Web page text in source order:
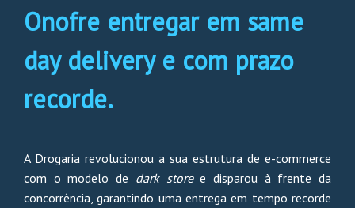
Onofre entregar em same
day delivery e com prazo
recorde.
A Drogaria revolucionou a sua estrutura de e-commerce
com o modelo de dark storee disparou à frente da
concorrência, garantindo uma entrega em tempo recorde